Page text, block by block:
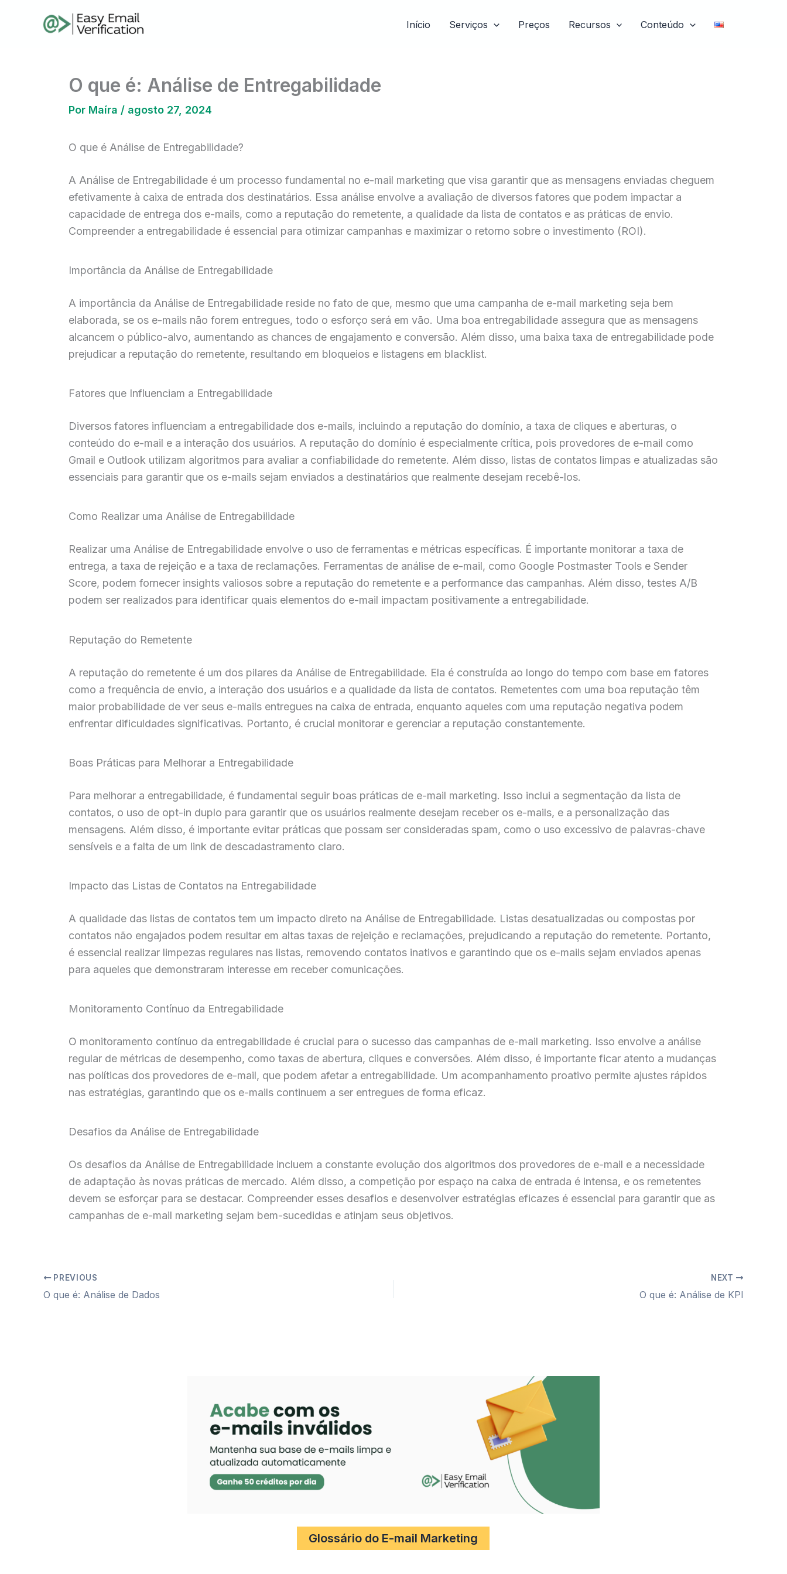
Início Serviços Preços Recursos Conteúdo
O que é: Análise de Entregabilidade
Por Maíra / agosto 27, 2024
O que é Análise de Entregabilidade?
A Análise de Entregabilidade é um processo fundamental no e-mail marketing que visa garantir que as mensagens enviadas cheguem
efetivamente à caixa de entrada dos destinatários. Essa análise envolve a avaliação de diversos fatores que podem impactar a
capacidade de entrega dos e-mails, como a reputação do remetente, a qualidade da lista de contatos e as práticas de envio.
Compreender a entregabilidade é essencial para otimizar campanhas e maximizar o retorno sobre o investimento (ROI).
Importância da Análise de Entregabilidade
A importância da Análise de Entregabilidade reside no fato de que, mesmo que uma campanha de e-mail marketing seja bem
elaborada, se os e-mails não forem entregues, todo o esforço será em vão. Uma boa entregabilidade assegura que as mensagens
alcancem o público-alvo, aumentando as chances de engajamento e conversão. Além disso, uma baixa taxa de entregabilidade pode
prejudicar a reputação do remetente, resultando em bloqueios e listagens em blacklist.
Fatores que Influenciam a Entregabilidade
Diversos fatores influenciam a entregabilidade dos e-mails, incluindo a reputação do domínio, a taxa de cliques e aberturas, o
conteúdo do e-mail e a interação dos usuários. A reputação do domínio é especialmente crítica, pois provedores de e-mail como
Gmail e Outlook utilizam algoritmos para avaliar a confiabilidade do remetente. Além disso, listas de contatos limpas e atualizadas são
essenciais para garantir que os e-mails sejam enviados a destinatários que realmente desejam recebê-los.
Como Realizar uma Análise de Entregabilidade
Realizar uma Análise de Entregabilidade envolve o uso de ferramentas e métricas específicas. É importante monitorar a taxa de
entrega, a taxa de rejeição e a taxa de reclamações. Ferramentas de análise de e-mail, como Google Postmaster Tools e Sender
Score, podem fornecer insights valiosos sobre a reputação do remetente e a performance das campanhas. Além disso, testes A/B
podem ser realizados para identificar quais elementos do e-mail impactam positivamente a entregabilidade.
Reputação do Remetente
A reputação do remetente é um dos pilares da Análise de Entregabilidade. Ela é construída ao longo do tempo com base em fatores
como a frequência de envio, a interação dos usuários e a qualidade da lista de contatos. Remetentes com uma boa reputação têm
maior probabilidade de ver seus e-mails entregues na caixa de entrada, enquanto aqueles com uma reputação negativa podem
enfrentar dificuldades significativas. Portanto, é crucial monitorar e gerenciar a reputação constantemente.
Boas Práticas para Melhorar a Entregabilidade
Para melhorar a entregabilidade, é fundamental seguir boas práticas de e-mail marketing. Isso inclui a segmentação da lista de
contatos, o uso de opt-in duplo para garantir que os usuários realmente desejam receber os e-mails, e a personalização das
mensagens. Além disso, é importante evitar práticas que possam ser consideradas spam, como o uso excessivo de palavras-chave
sensíveis e a falta de um link de descadastramento claro.
Impacto das Listas de Contatos na Entregabilidade
A qualidade das listas de contatos tem um impacto direto na Análise de Entregabilidade. Listas desatualizadas ou compostas por
contatos não engajados podem resultar em altas taxas de rejeição e reclamações, prejudicando a reputação do remetente. Portanto,
é essencial realizar limpezas regulares nas listas, removendo contatos inativos e garantindo que os e-mails sejam enviados apenas
para aqueles que demonstraram interesse em receber comunicações.
Monitoramento Contínuo da Entregabilidade
O monitoramento contínuo da entregabilidade é crucial para o sucesso das campanhas de e-mail marketing. Isso envolve a análise
regular de métricas de desempenho, como taxas de abertura, cliques e conversões. Além disso, é importante ficar atento a mudanças
nas políticas dos provedores de e-mail, que podem afetar a entregabilidade. Um acompanhamento proativo permite ajustes rápidos
nas estratégias, garantindo que os e-mails continuem a ser entregues de forma eficaz.
Desafios da Análise de Entregabilidade
Os desafios da Análise de Entregabilidade incluem a constante evolução dos algoritmos dos provedores de e-mail e a necessidade
de adaptação às novas práticas de mercado. Além disso, a competição por espaço na caixa de entrada é intensa, e os remetentes
devem se esforçar para se destacar. Compreender esses desafios e desenvolver estratégias eficazes é essencial para garantir que as
campanhas de e-mail marketing sejam bem-sucedidas e atinjam seus objetivos.
PREVIOUS
O que é: Análise de Dados
NEXT
O que é: Análise de KPI
Glossário do E-mail Marketing